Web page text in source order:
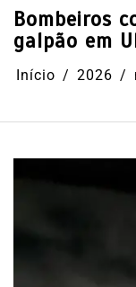
Bombeiros
galpão em
Início 2026